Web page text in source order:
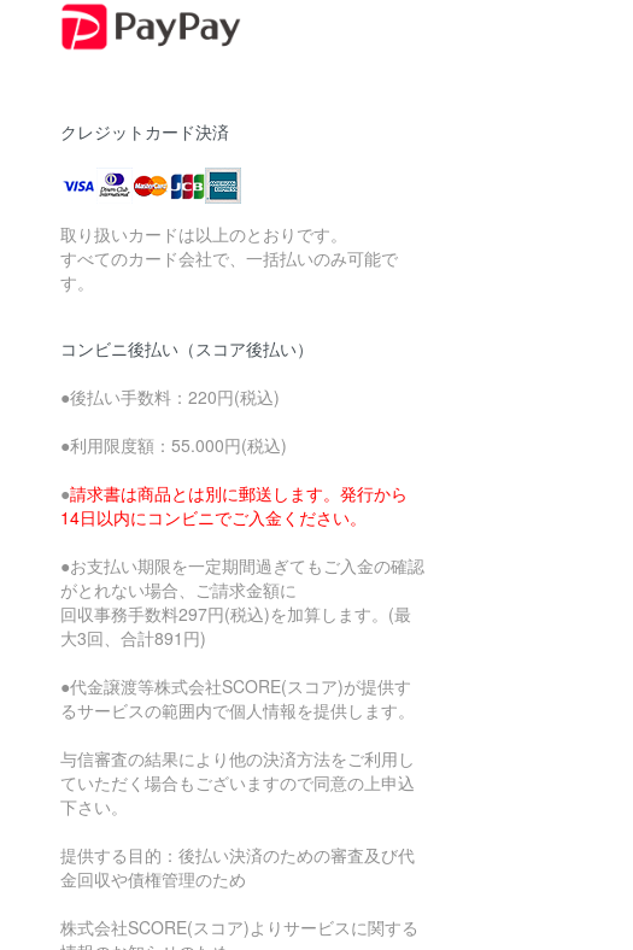
クレジットカード決済
取り扱いカードは以上のとおりです。
すべてのカード会社で、一括払いのみ可能で
す。
コンビニ後払い（スコア後払い）
●後払い手数料：220円(税込)
●利用限度額：55.000円(税込)
●請求書は商品とは別に郵送します。発行から
14日以内にコンビニでご入金ください。
●お支払い期限を一定期間過ぎてもご入金の確認
がとれない場合、ご請求金額に
回収事務手数料297円(税込)を加算します。(最
大3回、合計891円)
●代金譲渡等株式会社SCORE(スコア)が提供す
るサービスの範囲内で個人情報を提供します。
与信審査の結果により他の決済方法をご利用し
ていただく場合もございますので同意の上申込
下さい。
提供する目的：後払い決済のための審査及び代
金回収や債権管理のため
株式会社SCORE(スコア)よりサービスに関する